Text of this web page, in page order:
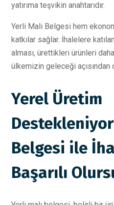
yatırıma teşvikin anahtarıdır.
Yerli Malı Belgesi hem
katkılar sağlar. İhalelere
alması, ürettikleri ürünleri
ülkemizin geleceği açısından
Yerel Üretim
Belgesi ile
Başarılı